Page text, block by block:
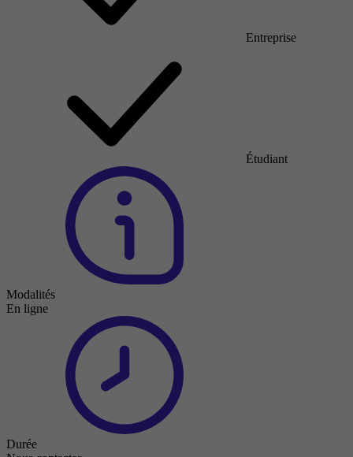
Entreprise
Étudiant
Modalités
En ligne
Durée